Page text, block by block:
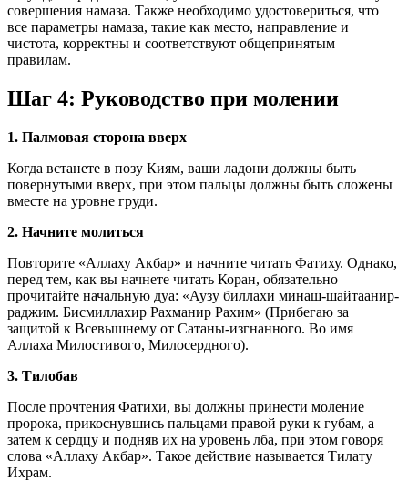
совершения намаза. Также необходимо удостовериться, что
все параметры намаза, такие как место, направление и
чистота, корректны и соответствуют общепринятым
правилам.
Шаг 4: Руководство при молении
1. Палмовая сторона вверх
Когда встанете в позу Киям, ваши ладони должны быть
повернутыми вверх, при этом пальцы должны быть сложены
вместе на уровне груди.
2. Начните молиться
Повторите «Аллаху Акбар» и начните читать Фатиху. Однако,
перед тем, как вы начнете читать Коран, обязательно
прочитайте начальную дуа: «Аузу биллахи минаш-шайтаанир-
раджим. Бисмиллахир Рахманир Рахим» (Прибегаю за
защитой к Всевышнему от Сатаны-изгнанного. Во имя
Аллаха Милостивого, Милосердного).
3. Тилобав
После прочтения Фатихи, вы должны принести моление
пророка, прикоснувшись пальцами правой руки к губам, а
затем к сердцу и подняв их на уровень лба, при этом говоря
слова «Аллаху Акбар». Такое действие называется Тилату
Ихрам.